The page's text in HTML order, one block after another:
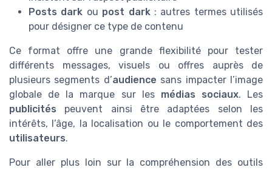
Posts dark ou post dark: autres termes utilisés
pour désigner ce type de contenu
Ce format offre une grande flexibilité pour tester
différents messages, visuels ou offres auprès de
plusieurs segments d’audience sans impacter l’image
globale de la marque sur les médias sociaux. Les
publicités peuvent ainsi être adaptées selon les
intérêts, l’âge, la localisation ou le comportement des
utilisateurs.
Pour aller plus loin sur la compréhension des outils